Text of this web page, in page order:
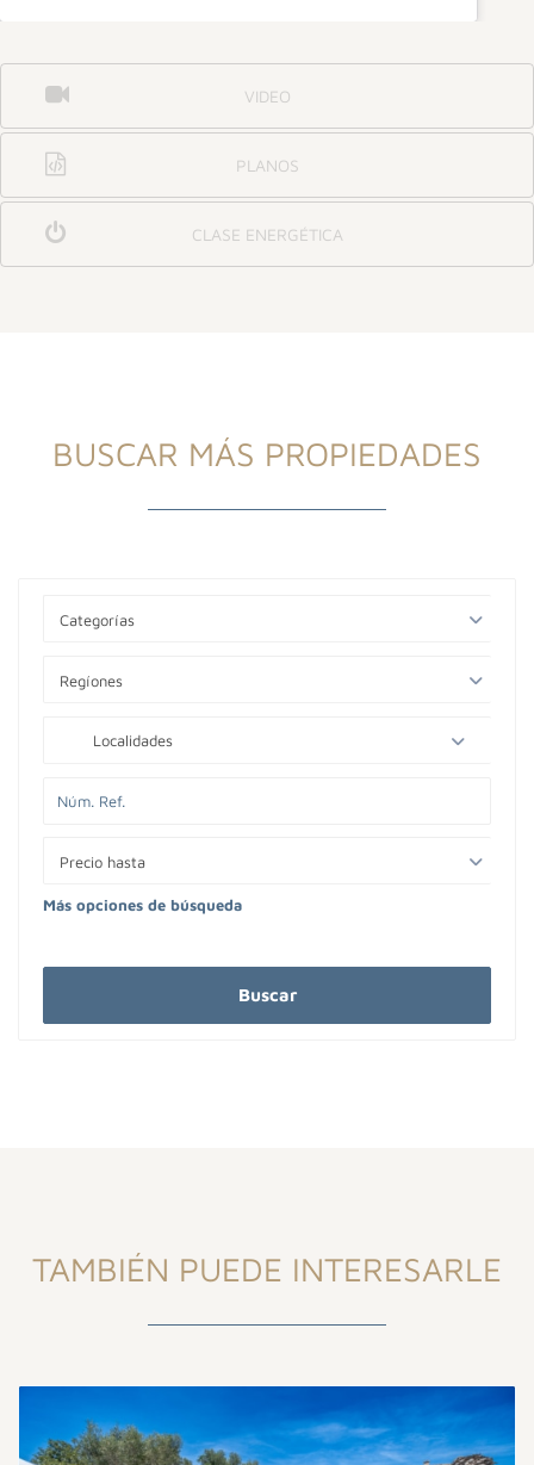
VIDEO
PLANOS
CLASE ENERGÉTICA
BUSCAR MÁS PROPIEDADES
Categorías
Regíones
Localidades
Precio hasta
Más opciones de búsqueda
Buscar
TAMBIÉN PUEDE INTERESARLE